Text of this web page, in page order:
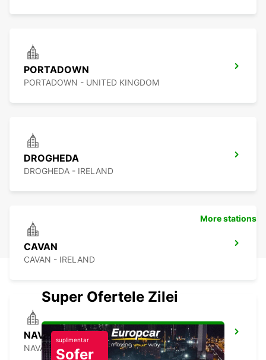
PORTADOWN
PORTADOWN - UNITED KINGDOM
DROGHEDA
DROGHEDA - IRELAND
CAVAN
CAVAN - IRELAND
NAVAN
NAVAN - IRELAND
More stations
Super Ofertele Zilei
suplimentar
Șofer